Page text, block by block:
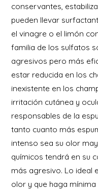
conservantes,
pueden llevar
el vinagre o el limón
familia de los sulfatos
agresivos pero más
estar reducida en los
inexistente en los
irritación cutánea y
responsables de la
tanto cuanto más
intenso sea su olor
químicos tendrá en su
más agresivo. Lo ideal
olor y que haga